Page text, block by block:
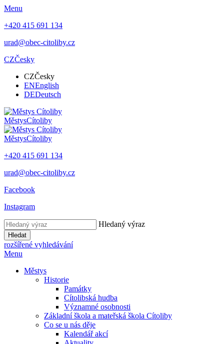
Menu
+420 415 691 134
urad@obec-citoliby.cz
CZČesky
CZČesky
ENEnglish
DEDeutsch
MěstysCítoliby
MěstysCítoliby
+420 415 691 134
urad@obec-citoliby.cz
Facebook
Instagram
Hledaný výraz
Hledat
rozšířené vyhledávání
Menu
Městys
Historie
Památky
Cítolibská hudba
Významné osobnosti
Základní škola a mateřská škola Cítoliby
Co se u nás děje
Kalendář akcí